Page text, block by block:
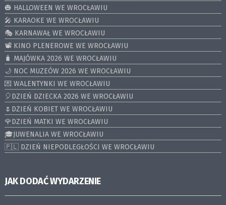
🎃 HALLOWEEN WE WROCŁAWIU
🎤 KARAOKE WE WROCŁAWIU
🎭 KARNAWAŁ WE WROCŁAWIU
📽️ KINO PLENEROWE WE WROCŁAWIU
🧳 MAJÓWKA 2026 WE WROCŁAWIU
🌙 NOC MUZEÓW 2026 WE WROCŁAWIU
💌 WALENTYNKI WE WROCŁAWIU
🎈DZIEŃ DZIECKA 2026 WE WROCŁAWIU
🌷DZIEŃ KOBIET WE WROCŁAWIU
🌹DZIEŃ MATKI WE WROCŁAWIU
🎓JUWENALIA WE WROCŁAWIU
🇵🇱 DZIEŃ NIEPODLEGŁOŚCI WE WROCŁAWIU
JAK DODAĆ WYDARZENIE